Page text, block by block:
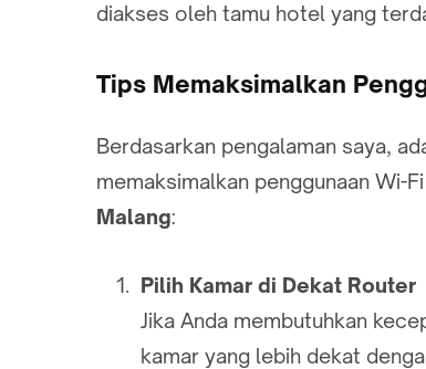
diakses oleh tamu hotel yang
Tips Memaksimalkan
Berdasarkan pengalaman saya,
memaksimalkan penggunaan Wi-
Malang:
Pilih Kamar di Dekat Router
Jika Anda membutuhkan
kamar yang lebih dekat